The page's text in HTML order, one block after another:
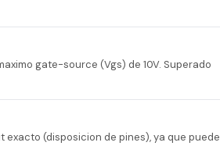
gate-source (Vgs) de 10V. Superado
exacto (disposicion de pines), ya que puede